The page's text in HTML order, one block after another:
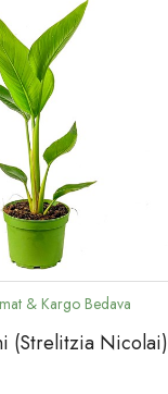
(Strelitzia Nicolai)